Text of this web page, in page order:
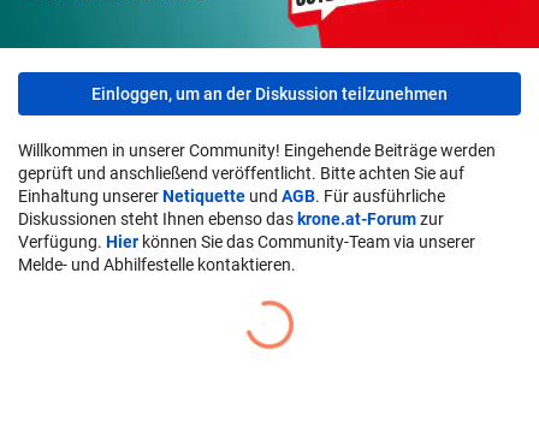
Einloggen, um an der Diskussion teilzunehmen
Willkommen in unserer Community! Eingehende Beiträge werden
geprüft und anschließend veröffentlicht. Bitte achten Sie auf
Einhaltung unsererNetiquette und AGB. Für ausführliche
Diskussionen steht Ihnen ebenso das krone.at-Forumzur
Verfügung. Hier können Sie das Community-Team via unserer
Melde- und Abhilfestelle kontaktieren.